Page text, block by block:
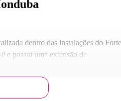
dentro das instalações do Forte
e possui uma extensão de